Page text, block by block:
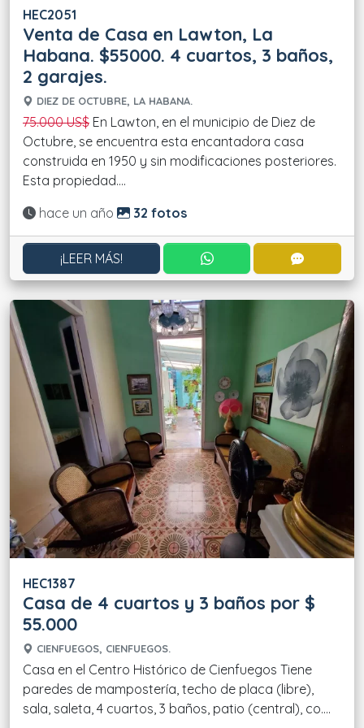
HEC2051
Venta de Casa en Lawton, La
Habana. $55000. 4 cuartos, 3 baños,
2 garajes.
DIEZ DE OCTUBRE, LA HABANA.
75.000 US$ En Lawton, en el municipio de Diez de
Octubre, se encuentra esta encantadora casa
construida en 1950 y sin modificaciones posteriores.
Esta propiedad....
Actualizado:
hace un año 32 fotos
¡LEER MÁS! CONTACTAR POR
HEC1387
Casa de 4 cuartos y 3 baños por $
55.000
CIENFUEGOS, CIENFUEGOS.
Casa en el Centro Histórico de Cienfuegos Tiene
paredes de mampostería, techo de placa (libre),
sala, saleta, 4 cuartos, 3 baños, patio (central), co....